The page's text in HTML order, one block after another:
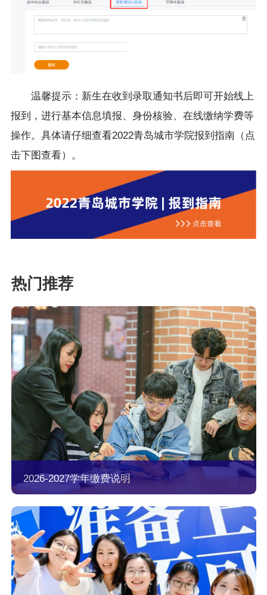
温馨提示：新生在收到录取通知书后即可开始线上
报到，进行基本信息填报、身份核验、在线缴纳学费等
操作。具体请仔细查看2022青岛城市学院报到指南（点
击下图查看）。
2026-2027学年缴费说明